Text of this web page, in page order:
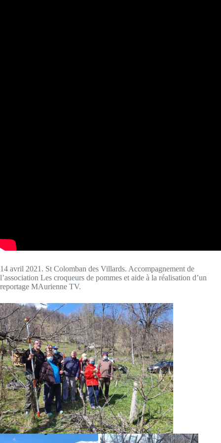
14 avril 2021. St Colomban des Villards. Accompagnement de
l’association Les croqueurs de pommes et aide à la réalisation d’un
reportage MAurienne TV.